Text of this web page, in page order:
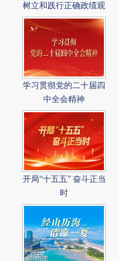
树立和践行正确政绩观
学习贯彻党的二十届四
中全会精神
开局“十五五” 奋斗正当
时